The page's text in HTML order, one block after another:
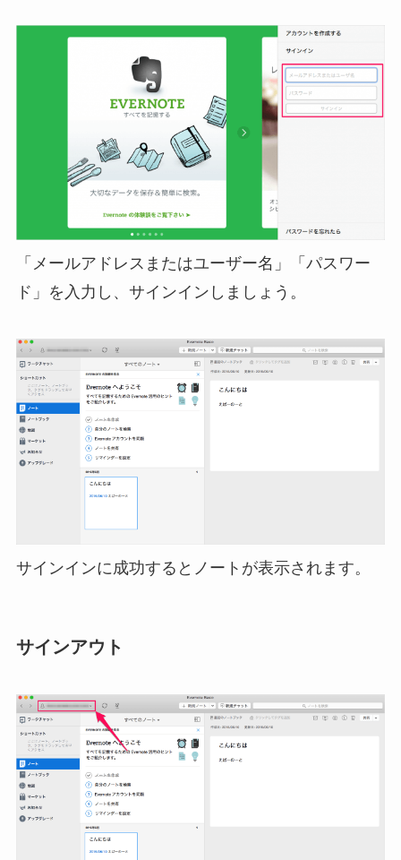
「メールアドレスまたはユーザー名」「パスワー
ド」を入力し、サインインしましょう。
サインインに成功するとノートが表示されます。
サインアウト